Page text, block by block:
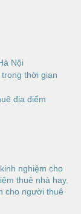
Nội
thời gian
địa điểm
kinh nghiệm cho
thuê nhà hay,
cho người thuê